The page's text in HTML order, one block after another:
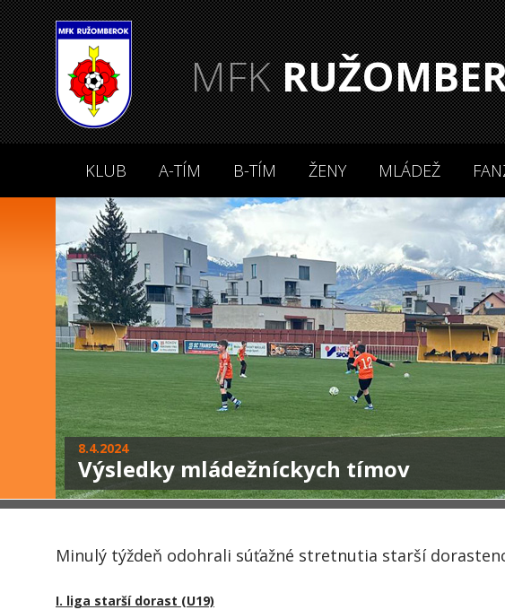
MFK
KLUB A-TÍM B-TÍM ŽENY MLÁDEŽ
8.4.2024
Výsledky mládežníckych tímov
Minulý týždeň odohrali súťažné stretnutia starší
I. liga starší dorast (U19)